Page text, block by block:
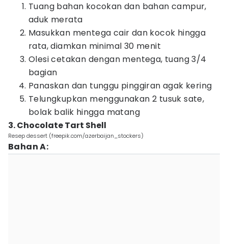
Tuang bahan kocokan dan bahan campur,
aduk merata
Masukkan mentega cair dan kocok hingga
rata, diamkan minimal 30 menit
Olesi cetakan dengan mentega, tuang 3/4
bagian
Panaskan dan tunggu pinggiran agak kering
Telungkupkan menggunakan 2 tusuk sate,
bolak balik hingga matang
3. Chocolate Tart Shell
Resep dessert (freepik.com/azerbaijan_stockers)
Bahan A: